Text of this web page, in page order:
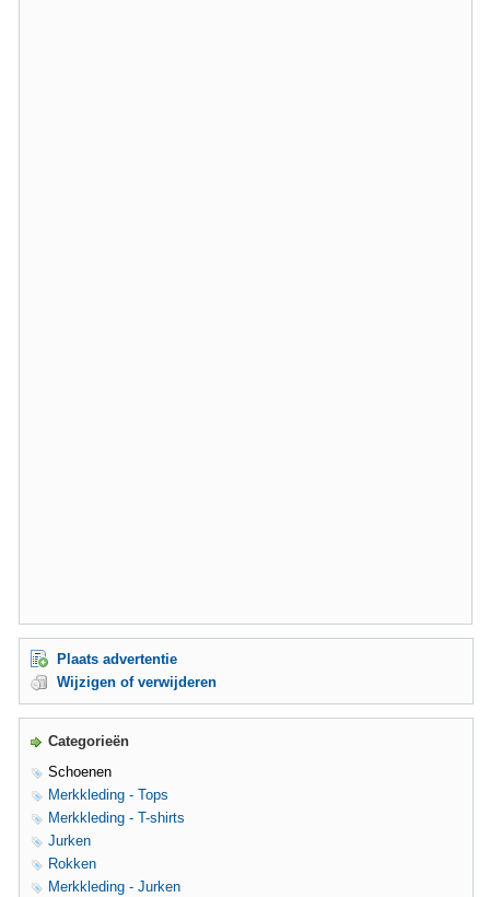
Plaats advertentie
Wijzigen of verwijderen
Categorieën
Schoenen
Merkkleding - Tops
Merkkleding - T-shirts
Jurken
Rokken
Merkkleding - Jurken